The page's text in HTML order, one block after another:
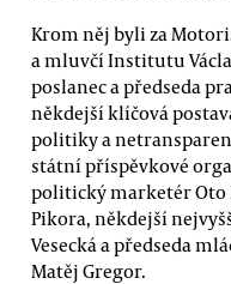
Krom něj byli za
a mluvčí Institutu
poslanec a předseda
někdejší klíčová
politiky a
státní příspěvkové
politický marketér
Pikora, někdejší
Vesecká a předseda
Matěj Gregor.